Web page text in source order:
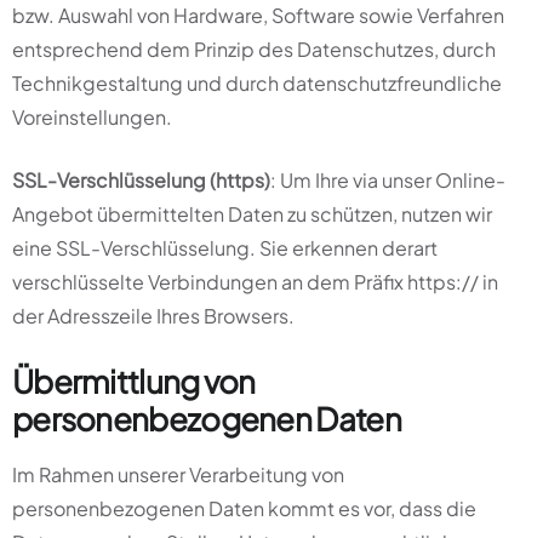
bzw. Auswahl von Hardware, Software sowie Verfahren
entsprechend dem Prinzip des Datenschutzes, durch
Technikgestaltung und durch datenschutzfreundliche
Voreinstellungen.
SSL-Verschlüsselung (https): Um Ihre via unser Online-
Angebot übermittelten Daten zu schützen, nutzen wir
eine SSL-Verschlüsselung. Sie erkennen derart
verschlüsselte Verbindungen an dem Präfix https:// in
der Adresszeile Ihres Browsers.
Übermittlung von
personenbezogenen Daten
Im Rahmen unserer Verarbeitung von
personenbezogenen Daten kommt es vor, dass die